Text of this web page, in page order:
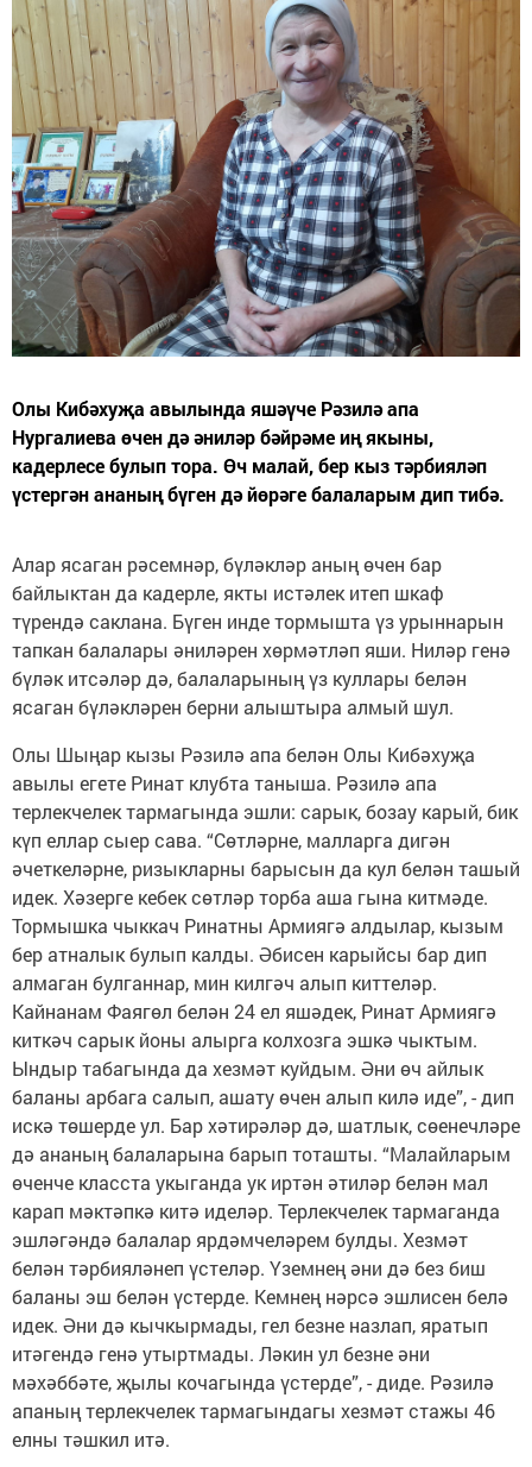
Олы Кибәхуҗа авылында яшәүче Рәзилә апа
Нургалиева өчен дә әниләр бәйрәме иң якыны,
кадерлесе булып тора. Өч малай, бер кыз тәрбияләп
үстергән ананың бүген дә йөрәге балаларым дип тибә.
Алар ясаган рәсемнәр, бүләкләр аның өчен бар
байлыктан да кадерле, якты истәлек итеп шкаф
түрендә саклана. Бүген инде тормышта үз урыннарын
тапкан балалары әниләрен хөрмәтләп яши. Ниләр генә
бүләк итсәләр дә, балаларының үз куллары белән
ясаган бүләкләрен берни алыштыра алмый шул.
Олы Шыңар кызы Рәзилә апа белән Олы Кибәхуҗа
авылы егете Ринат клубта таныша. Рәзилә апа
терлекчелек тармагында эшли: сарык, бозау карый, бик
күп еллар сыер сава. “Сөтләрне, малларга дигән
әчеткеләрне, ризыкларны барысын да кул белән ташый
идек. Хәзерге кебек сөтләр торба аша гына китмәде.
Тормышка чыккач Ринатны Армиягә алдылар, кызым
бер атналык булып калды. Әбисен карыйсы бар дип
алмаган булганнар, мин килгәч алып киттеләр.
Кайнанам Фаягөл белән 24 ел яшәдек, Ринат Армиягә
киткәч сарык йоны алырга колхозга эшкә чыктым.
Ындыр табагында да хезмәт куйдым. Әни өч айлык
баланы арбага салып, ашату өчен алып килә иде”, - дип
искә төшерде ул. Бар хәтирәләр дә, шатлык, сөенечләре
дә ананың балаларына барып тоташты. “Малайларым
өченче класста укыганда ук иртән әтиләр белән мал
карап мәктәпкә китә иделәр. Терлекчелек тармаганда
эшләгәндә балалар ярдәмчеләрем булды. Хезмәт
белән тәрбияләнеп үстеләр. Үземнең әни дә без биш
баланы эш белән үстерде. Кемнең нәрсә эшлисен белә
идек. Әни дә кычкырмады, гел безне назлап, яратып
итәгендә генә утыртмады. Ләкин ул безне әни
мәхәббәте, җылы кочагында үстерде”, - диде. Рәзилә
апаның терлекчелек тармагындагы хезмәт стажы 46
елны тәшкил итә.